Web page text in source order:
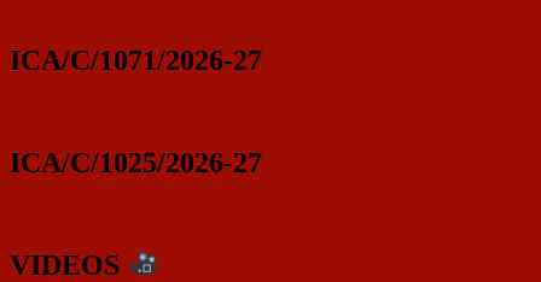
ICA/C/1071/2026-27
ICA/C/1025/2026-27
VIDEOS